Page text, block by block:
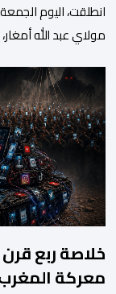
انطلقت، اليوم
مولاي عبد الله
للجديدة، ورئيس
شخصيات مدنية
الموسم بالخيمة
خلاصة ربع
معركة